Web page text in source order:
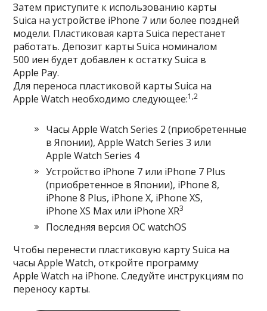
Затем приступите к использованию карты
Suica на устройстве iPhone 7 или более поздней
модели. Пластиковая карта Suica перестанет
работать. Депозит карты Suica номиналом
500 иен будет добавлен к остатку Suica в
Apple Pay.
Для переноса пластиковой карты Suica на
Apple Watch необходимо следующее:1,2
Часы Apple Watch Series 2 (приобретенные
в Японии), Apple Watch Series 3 или
Apple Watch Series 4
Устройство iPhone 7 или iPhone 7 Plus
(приобретенное в Японии), iPhone 8,
iPhone 8 Plus, iPhone X, iPhone XS,
iPhone XS Max или iPhone XR3
Последняя версияОС watchOS
Чтобы перенести пластиковую карту Suica на
часы Apple Watch, откройте программу
Apple Watch на iPhone. Следуйте инструкциям по
переносу карты.